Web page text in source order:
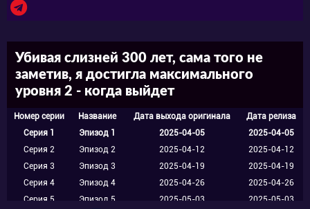
Убивая слизней 300 лет, сама того не
заметив, я достигла максимального
уровня 2 - когда выйдет
Номер серии Название Дата выхода оригинала
Дата релиза
Серия 1
Эпизод 1 2025-04-05
2025-04-05
Серия 2
Эпизод 2 2025-04-12
2025-04-12
Серия 3
Эпизод 3 2025-04-19
2025-04-19
Серия 4
Эпизод 4 2025-04-26
2025-04-26
Серия 5
Эпизод 5 2025-05-03
2025-05-03